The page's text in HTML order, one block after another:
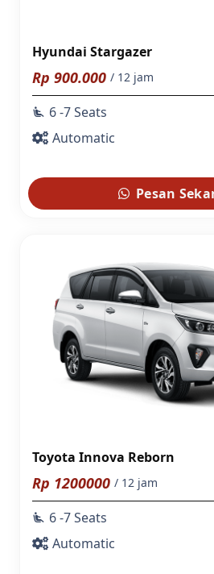
Hyundai Stargazer
Rp 900.000 / 12 jam
airline_seat_recline_extra 6 -7 Seats
Automatic
Pesan
Toyota Innova Reborn
Rp 1200000 / 12 jam
airline_seat_recline_extra 6 -7 Seats
Automatic